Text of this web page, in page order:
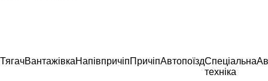
ТягачВантажівкаНапівпричіпПричіпАвтопоїздСпеціальна
техніка